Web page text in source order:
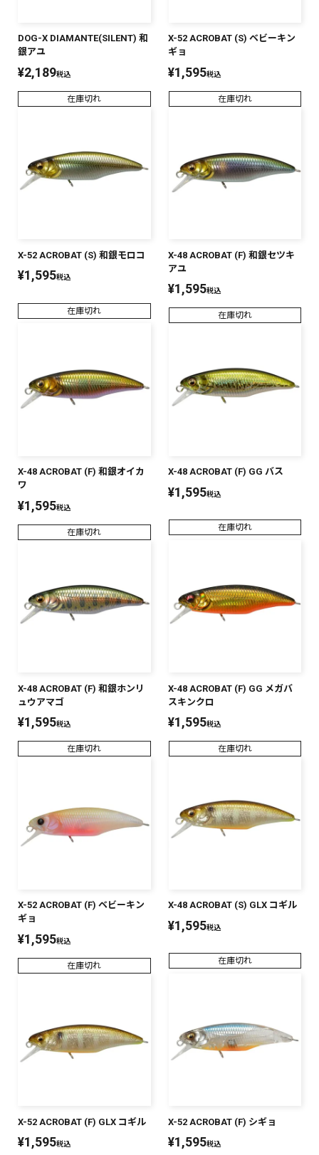
DOG-X DIAMANTE(SILENT) 和
銀アユ
¥2,189税込
在庫切れ
X-52 ACROBAT (S) ベビーキン
ギョ
¥1,595税込
在庫切れ
X-52 ACROBAT (S) 和銀モロコ
¥1,595税込
在庫切れ
X-48 ACROBAT (F) 和銀セツキ
アユ
¥1,595税込
在庫切れ
X-48 ACROBAT (F) 和銀オイカ
ワ
¥1,595税込
在庫切れ
X-48 ACROBAT (F) GG バス
¥1,595税込
在庫切れ
X-48 ACROBAT (F) 和銀ホンリ
ュウアマゴ
¥1,595税込
在庫切れ
X-48 ACROBAT (F) GG メガバ
スキンクロ
¥1,595税込
在庫切れ
X-52 ACROBAT (F) ベビーキン
ギョ
¥1,595税込
在庫切れ
X-48 ACROBAT (S) GLX コギル
¥1,595税込
在庫切れ
X-52 ACROBAT (F) GLX コギル
¥1,595税込
X-52 ACROBAT (F) シギョ
¥1,595税込